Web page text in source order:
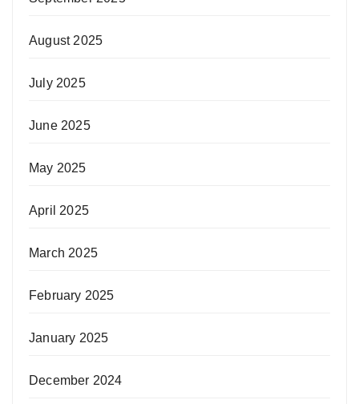
August 2025
July 2025
June 2025
May 2025
April 2025
March 2025
February 2025
January 2025
December 2024